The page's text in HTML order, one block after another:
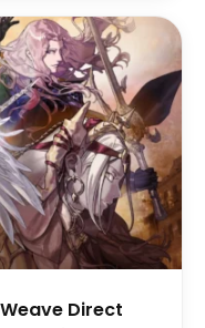
Direct